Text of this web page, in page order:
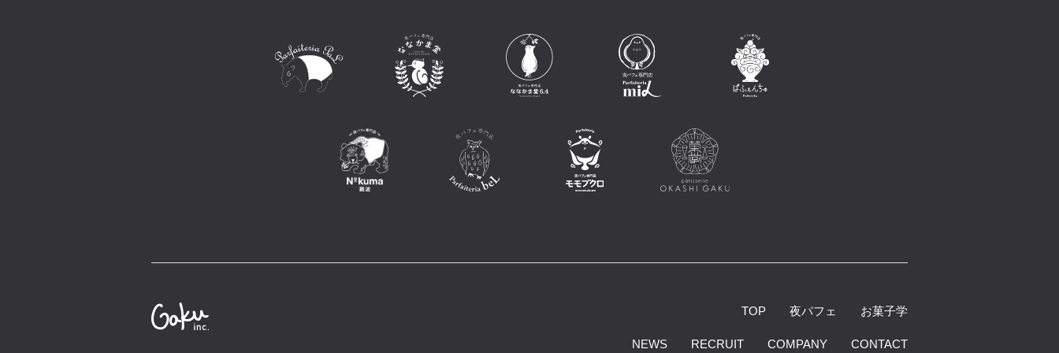
TOP 夜パフェ お菓子学
NEWS RECRUIT COMPANY CONTACT